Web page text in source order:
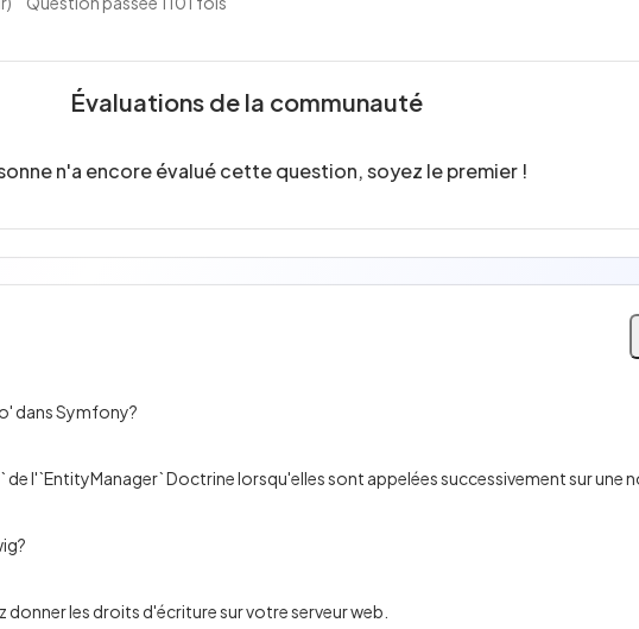
Évaluations de la communauté
n'a encore évalué cette question, soyez le premier !
dans Symfony?
l'`EntityManager` Doctrine lorsqu'elles sont appelées successivement sur une
donner les droits d'écriture sur votre serveur web.